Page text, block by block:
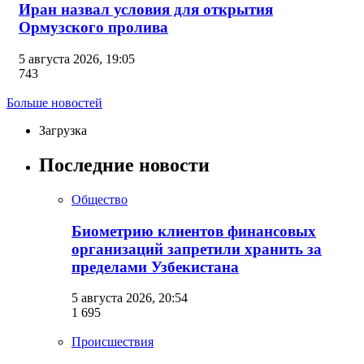
Иран назвал условия для открытия
Ормузского пролива
5 августа 2026, 19:05
743
Больше новостей
Загрузка
Последние новости
Общество
Биометрию клиентов финансовых
организаций запретили хранить за
пределами Узбекистана
5 августа 2026, 20:54
1 695
Происшествия